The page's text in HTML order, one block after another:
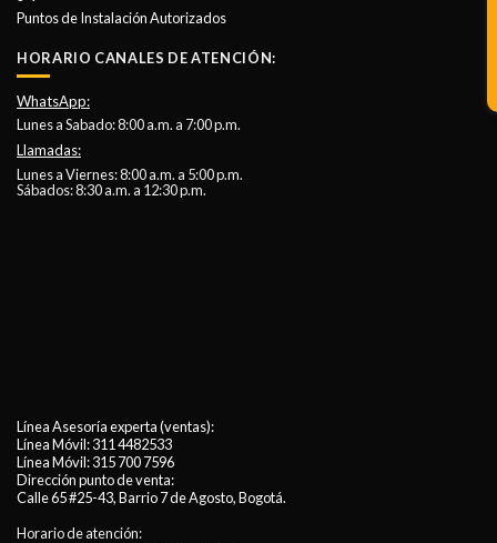
Puntos de Instalación Autorizados
HORARIO CANALES DE ATENCIÓN:
WhatsApp:
Lunes a Sabado: 8:00 a.m. a 7:00 p.m.
Llamadas:
Lunes a Viernes: 8:00 a.m. a 5:00 p.m.
Sábados: 8:30 a.m. a 12:30 p.m.
Línea Asesoría experta (ventas):
Línea Móvil:311 4482533
Línea Móvil:315 700 7596
Dirección punto de venta:
Calle 65 #25-43, Barrio 7 de Agosto, Bogotá.
Horario de atención: